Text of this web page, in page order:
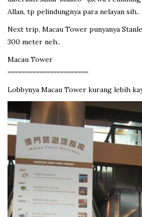
Allan, tp pelindungnya para nelayan sih..
Next trip, Macau Tower punyanya
300 meter neh..
Macau Tower
=======================
Lobbynya Macau Tower kurang lebih